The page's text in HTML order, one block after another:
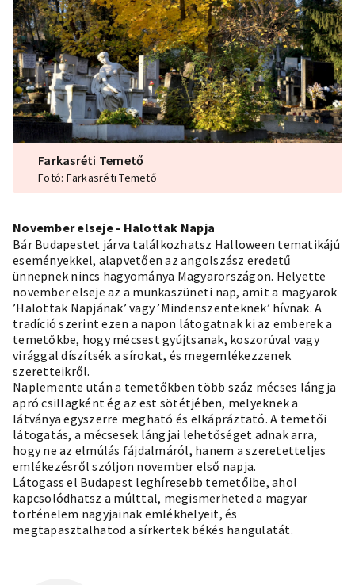
Farkasréti Temető
Fotó: Farkasréti Temető
November elseje - Halottak Napja
Bár Budapestet járva találkozhatsz Halloween tematikájú
eseményekkel, alapvetően az angolszász eredetű
ünnepnek nincs hagyománya Magyarországon. Helyette
november elseje az a munkaszüneti nap, amit a magyarok
’Halottak Napjának’ vagy ’Mindenszenteknek’ hívnak. A
tradíció szerint ezen a napon látogatnak ki az emberek a
temetőkbe, hogy mécsest gyújtsanak, koszorúval vagy
virággal díszítsék a sírokat, és megemlékezzenek
szeretteikről.
Naplemente után a temetőkben több száz mécses lángja
apró csillagként ég az est sötétjében, melyeknek a
látványa egyszerre megható és elkápráztató. A temetői
látogatás, a mécsesek lángjai lehetőséget adnak arra,
hogy ne az elmúlás fájdalmáról, hanem a szeretetteljes
emlékezésről szóljon november első napja.
Látogass el Budapest leghíresebb temetőibe, ahol
kapcsolódhatsz a múlttal, megismerheted a magyar
történelem nagyjainak emlékhelyeit, és
megtapasztalhatod a sírkertek békés hangulatát.